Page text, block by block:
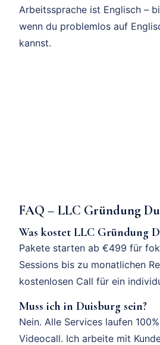
Arbeitssprache ist Englisch –
wenn du problemlos auf
kannst.
FAQ – LLC Gründung
Was kostet LLC Gründung
Pakete starten ab €499 für
Sessions bis zu monatlichen
kostenlosen Call für ein
Muss ich in Duisburg sein?
Nein. Alle Services laufen
Videocall. Ich arbeite mit